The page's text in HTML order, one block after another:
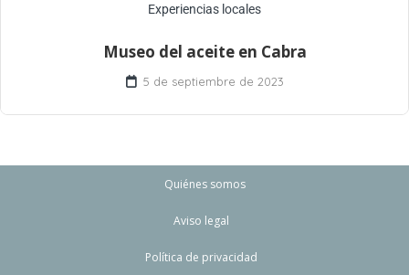
Experiencias locales
Museo del aceite en Cabra
5 de septiembre de 2023
Quiénes somos
Aviso legal
Política de privacidad